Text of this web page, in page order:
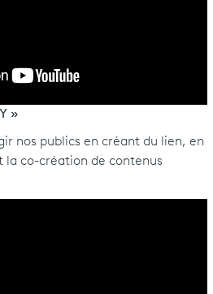
»
nos publics en créant du lien, en
co-création de contenus